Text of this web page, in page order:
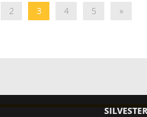
2 3 4 5 »
SILVESTERLAUF